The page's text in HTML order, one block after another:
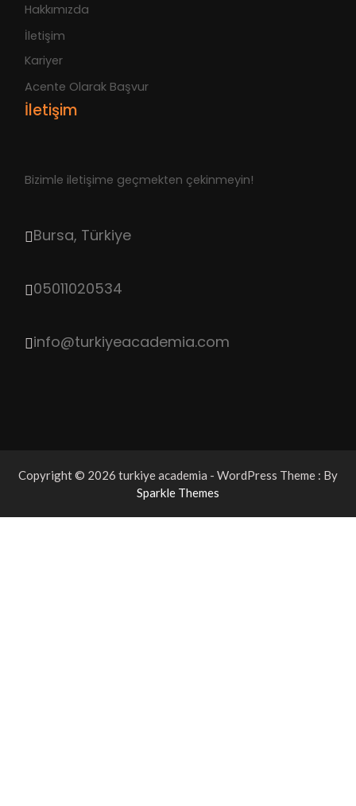
Hakkımızda
İletişim
Kariyer
Acente Olarak Başvur
İletişim
Bizimle iletişime geçmekten çekinmeyin!
Bursa, Türkiye
05011020534
info@turkiyeacademia.com
Copyright © 2026 turkiye academia - WordPress Theme : By
Sparkle Themes